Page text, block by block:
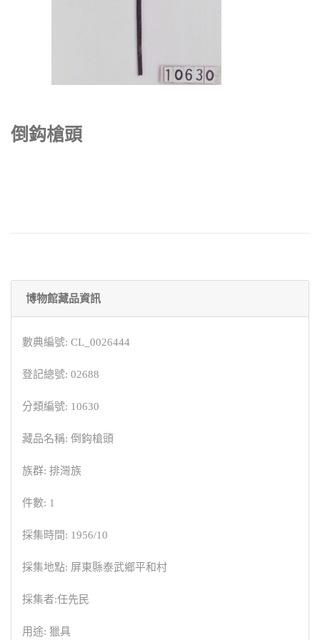
倒鈎槍頭
博物館藏品資訊
數典編號: CL_0026444
登記總號: 02688
分類編號: 10630
藏品名稱: 倒鈎槍頭
族群: 排灣族
件數: 1
採集時間: 1956/10
採集地點: 屏東縣泰武鄉平和村
採集者:任先民
用途: 獵具